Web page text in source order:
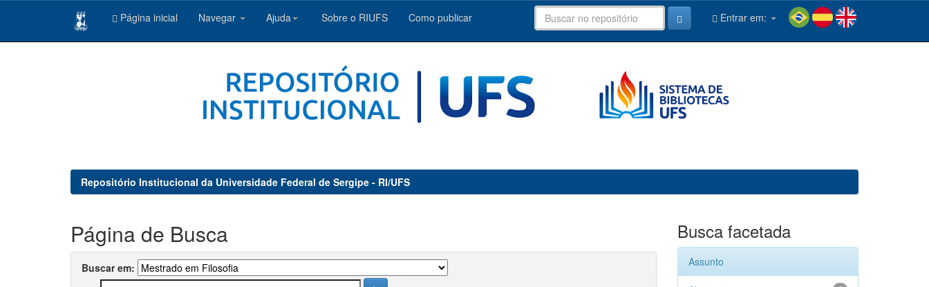
Página inicial Navegar Ajuda Sobre o RIUFS Como publicar Entrar em:
Repositório Institucional da Universidade Federal de Sergipe - RI/UFS
Página de Busca
Buscar em:
Busca facetada
Assunto